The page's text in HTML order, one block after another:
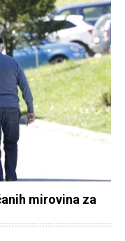
mirovina za